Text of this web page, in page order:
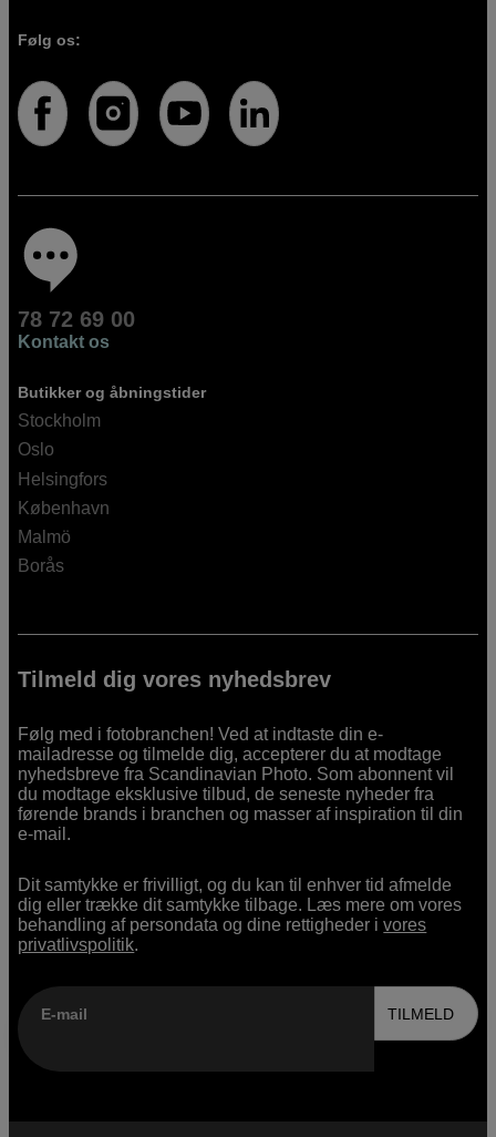
Følg os:
78 72 69 00
Kontakt os
Butikker og åbningstider
Stockholm
Oslo
Helsingfors
København
Malmö
Borås
Tilmeld dig vores nyhedsbrev
Følg med i fotobranchen! Ved at indtaste din e-
mailadresse og tilmelde dig, accepterer du at modtage
nyhedsbreve fra Scandinavian Photo. Som abonnent vil
du modtage eksklusive tilbud, de seneste nyheder fra
førende brands i branchen og masser af inspiration til din
e-mail.
Dit samtykke er frivilligt, og du kan til enhver tid afmelde
dig eller trække dit samtykke tilbage. Læs mere om vores
behandling af persondata og dine rettigheder ivores
privatlivspolitik.
E-mail TILMELD